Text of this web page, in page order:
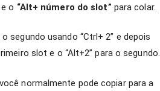
o “Alt+ número do slot” para colar.
segundo usando “Ctrl+ 2” e depois
slot e o “Alt+2” para o segundo.
normalmente pode copiar para a